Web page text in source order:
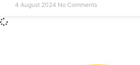
4 August 2024 No Comments